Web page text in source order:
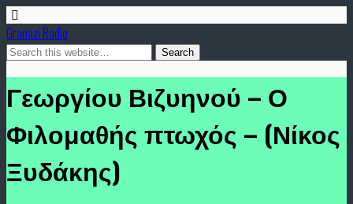
Granazi Radio
Γεωργίου Βιζυηνού – Ο
Φιλομαθής πτωχός – (Νίκος
Ξυδάκης)